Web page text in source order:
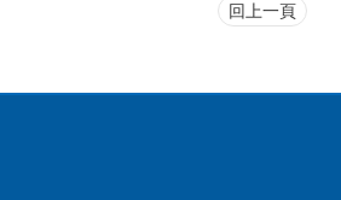
回上一頁